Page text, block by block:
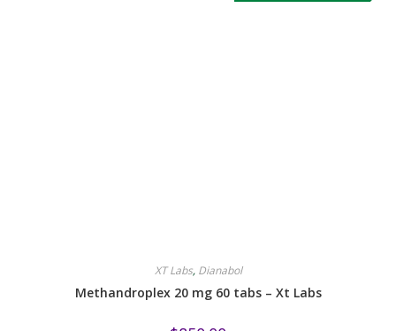
XT Labs, Dianabol
Methandroplex 20 mg 60 tabs – Xt Labs